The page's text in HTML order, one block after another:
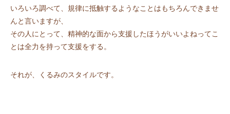
いろいろ調べて、規律に抵触するようなことはもちろんできませ
んと言いますが、
その人にとって、精神的な面から支援したほうがいいよねってこ
とは全力を持って支援をする。
それが、くるみのスタイルです。